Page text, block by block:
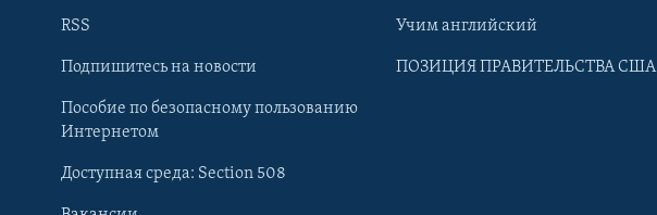
Learning English
RSS
Подпишитесь на новости
Пособие по безопасному пользованию
Интернетом
Доступная среда: Section 508
Учим английский
ПОЗИЦИЯ ПРАВИТЕЛЬСТВА США